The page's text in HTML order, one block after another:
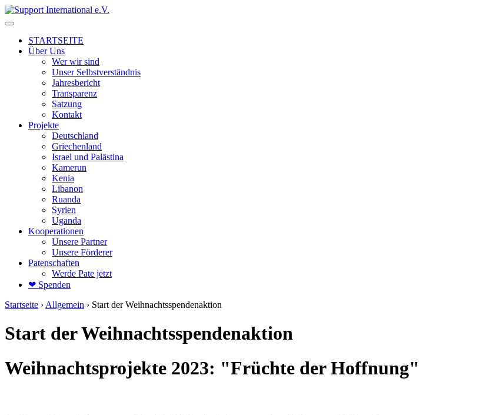
↓
Skip
Main
Content
STARTSEITE
Über Uns
Wer wir sind
Unser Selbstverständnis
Jahresbericht
Transparenz
Satzung
Kontakt
Projekte
Deutschland
Griechenland
Israel und Palästina
Kamerun
Kenia
Libanon
Ruanda
Syrien
Uganda
Kooperationen
Unsere Partner
Unsere Förderer
Patenschaften
Werde Pate jetzt
❤ Spenden
Startseite › Allgemein › Start der Weihnachtsspendenaktion
Start der Weihnachtsspendenaktion
Weihnachtsprojekte 2023: "Früchte der Hoffnung"